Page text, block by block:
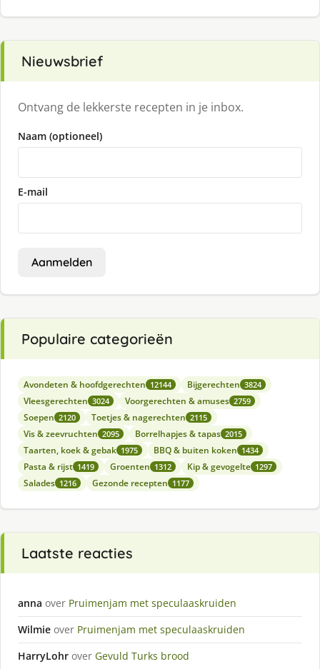
Nieuwsbrief
Ontvang de lekkerste recepten in je inbox.
Naam (optioneel)
E-mail
Aanmelden
Populaire categorieën
Avondeten & hoofdgerechten 12144 Bijgerechten 3824
Vleesgerechten 3024 Voorgerechten & amuses 2759
Soepen 2120 Toetjes & nagerechten 2115
Vis & zeevruchten 2095 Borrelhapjes & tapas 2015
Taarten, koek & gebak 1975 BBQ & buiten koken 1434
Pasta & rijst 1419 Groenten 1312 Kip & gevogelte 1297
Salades 1216 Gezonde recepten 1177
Laatste reacties
anna over Pruimenjam met speculaaskruiden
Wilmie over Pruimenjam met speculaaskruiden
HarryLohr over Gevuld Turks brood